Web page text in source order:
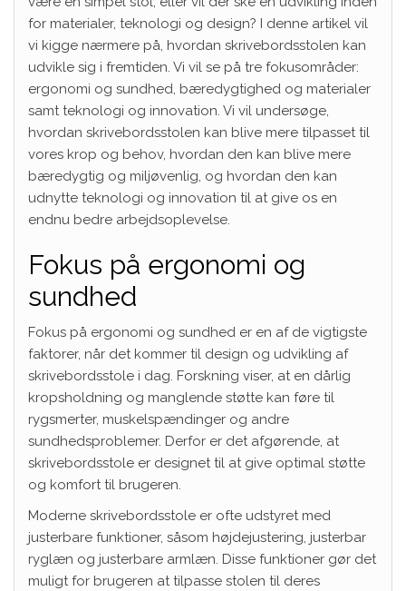
for materialer, teknologi og design? I denne artikel vil
vi kigge nærmere på, hvordan skrivebordsstolen kan
udvikle sig i fremtiden. Vi vil se på tre fokusområder:
ergonomi og sundhed, bæredygtighed og materialer
samt teknologi og innovation. Vi vil undersøge,
hvordan skrivebordsstolen kan blive mere tilpasset til
vores krop og behov, hvordan den kan blive mere
bæredygtig og miljøvenlig, og hvordan den kan
udnytte teknologi og innovation til at give os en
endnu bedre arbejdsoplevelse.
Fokus på ergonomi og
sundhed
Fokus på ergonomi og sundhed er en af de vigtigste
faktorer, når det kommer til design og udvikling af
skrivebordsstole i dag. Forskning viser, at en dårlig
kropsholdning og manglende støtte kan føre til
rygsmerter, muskelspændinger og andre
sundhedsproblemer. Derfor er det afgørende, at
skrivebordsstole er designet til at give optimal støtte
og komfort til brugeren.
Moderne skrivebordsstole er ofte udstyret med
justerbare funktioner, såsom højdejustering, justerbar
ryglæn og justerbare armlæn. Disse funktioner gør det
muligt for brugeren at tilpasse stolen til deres